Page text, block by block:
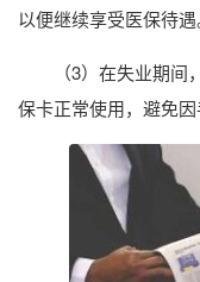
以便继续享受医保待遇
（3）在失业期
保卡正常使用，避免因